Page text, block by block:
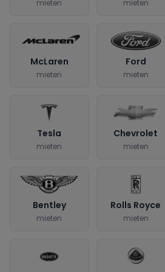
mieten mieten
McLaren
mieten
Ford
mieten
Tesla
mieten
Chevrolet
mieten
Bentley
mieten
Rolls Royce
mieten